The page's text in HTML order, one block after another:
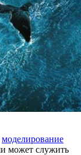
моделирование
может служить